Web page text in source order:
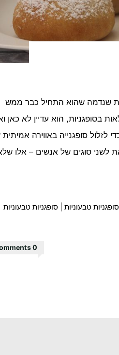
שנדמה שהוא התחיל כבר ממש
בסופגניות, הוא עדיין לא כאן
לזלול סופגנייה באווירה
לשני סוגים של אנשים – אלו
סופגניות טבעוניות| סופגניות טבעוניות
0 Comments